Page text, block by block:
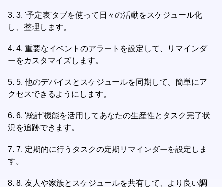
3. 3. '予定表'タブを使って日々の活動をスケジュール化
し、整理します。
4. 4. 重要なイベントのアラートを設定して、リマインダ
ーをカスタマイズします。
5. 5. 他のデバイスとスケジュールを同期して、簡単にア
クセスできるようにします。
6. 6. '統計'機能を活用してあなたの生産性とタスク完了状
況を追跡できます。
7. 7. 定期的に行うタスクの定期リマインダーを設定しま
す。
8. 8. 友人や家族とスケジュールを共有して、より良い調